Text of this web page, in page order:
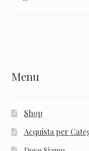
Menu
Shop
Acquista per